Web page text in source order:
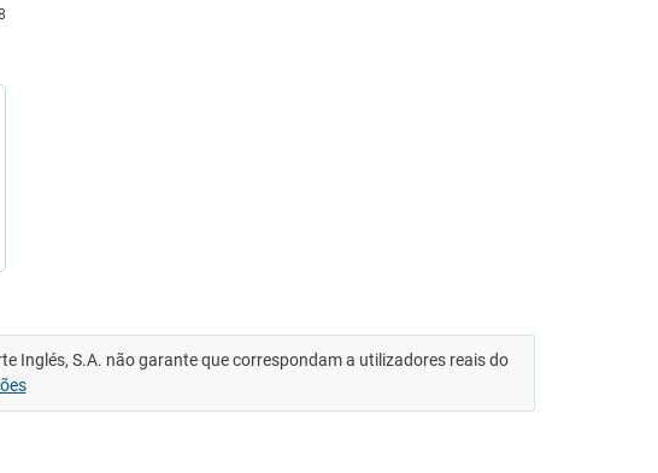
Inglés, S.A. não garante que correspondam a utilizadores reais do